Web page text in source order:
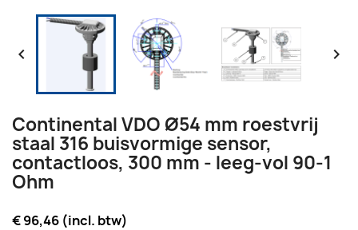
 
Continental VDO Ø54 mm roestvrij
staal 316 buisvormige sensor,
contactloos, 300 mm - leeg-vol 90-1
Ohm
€ 96,46 (incl. btw)